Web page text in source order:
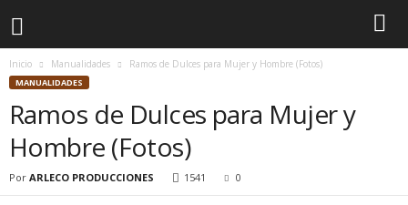
Inicio Manualidades Ramos de Dulces para Mujer y Hombre (Fotos)
MANUALIDADES
Ramos de Dulces para Mujer y
Hombre (Fotos)
Por ARLECO PRODUCCIONES 1541 0